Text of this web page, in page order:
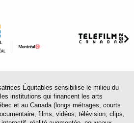
Équitables sensibilise le milieu du
institutions qui financent les arts
et au Canada (longs métrages, courts
films, vidéos, télévision, clips,